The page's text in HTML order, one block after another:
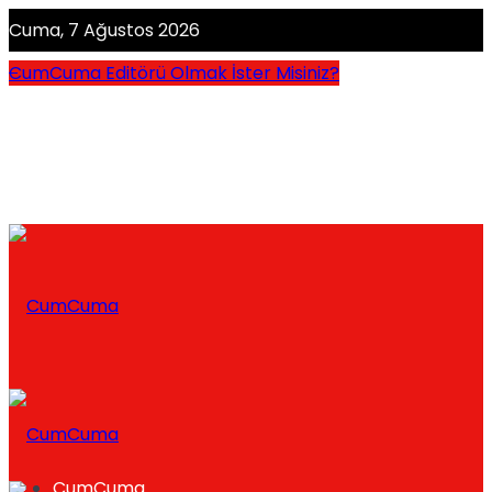
Cuma, 7 Ağustos 2026
CumCuma Editörü Olmak İster Misiniz?